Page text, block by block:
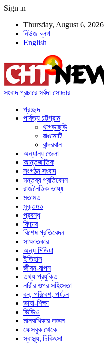
Sign in
Thursday, August 6, 2026
নিউজ ব্লগ
English
সংবাদ প্রচারে সর্বদা সোচ্চার
প্রচ্ছদ
পার্বত্য চট্টগ্রাম
খাগড়াছড়ি
রাঙামাটি
বান্দরবান
অন্যান্য জেলা
আন্তর্জাতিক
সংগঠন সংবাদ
মন্তব্য প্রতিবেদন
রাজনৈতিক ভাষ্য
মতামত
মুক্তমত
প্রবন্ধ
ফিচার
বিশেষ প্রতিবেদন
সাক্ষাতকার
অন্য মিডিয়া
ইতিহাস
জীবন-যাপন
তথ্য প্রযুক্তি
নারীর ওপর সহিংসতা
বন, পরিবেশ, পর্যটন
ভাষা-শিক্ষা
ভিডিও
মানবাধিকার লঙ্ঘন
ফেসবুক থেকে
স্বাস্থ্য, চিকিৎসা